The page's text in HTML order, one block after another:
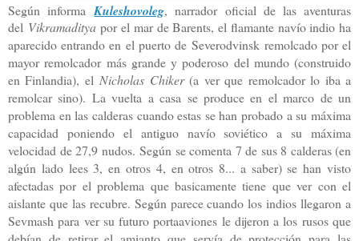
Según informaKuleshovoleg, narrador oficial de las aventuras
del Vikramadityapor el mar de Barents, el flamante navío indio ha
aparecido entrando en el puerto deSeverodvinsk remolcado por el
mayor remolcador más grande y poderoso del mundo (construido
en Finlandia), el Nicholas Chiker(a ver que remolcador lo iba a
remolcar sino). La vuelta a casa se produce en el marco de un
problema en las calderas cuando estas se han probado a su máxima
capacidad poniendo el antiguo navío soviético a su máxima
velocidad de 27,9 nudos. Según se comenta 7 de sus 8 calderas (en
algún lado lees 3, en otros 4, en otros 8... a saber) se han visto
afectadas por el problema que basicamente tiene que ver con el
aislante que las recubre. Según parece cuando los indios llegaron a
Sevmash para ver su futuro portaaviones le dijeron a los rusos que